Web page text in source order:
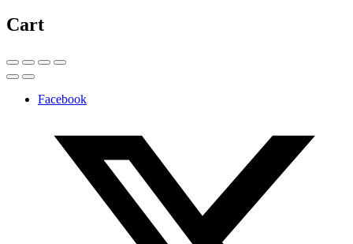
Cart
Facebook